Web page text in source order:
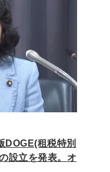
DOGE(租税特別
設立を発表。オ